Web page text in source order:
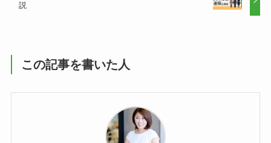
説
この記事を書いた人